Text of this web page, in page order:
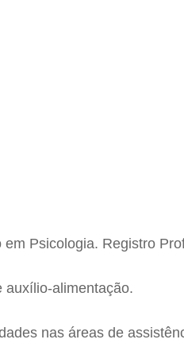
Psicologia. Registro
auxílio-alimentação.
nas áreas de